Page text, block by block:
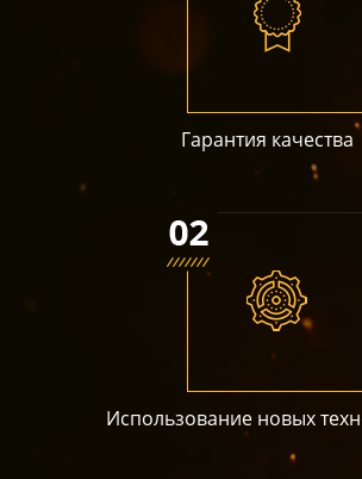
Гарантия качества
Использование новых